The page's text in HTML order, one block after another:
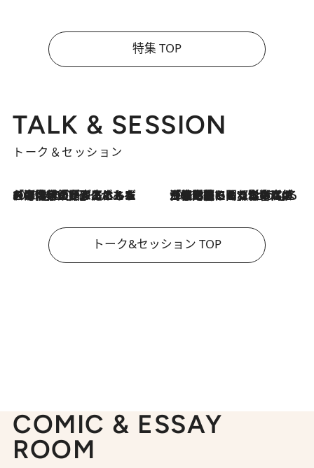
特集 TOP
TALK & SESSION
トーク＆セッション
2026.8.3
「今後値上げがあるとすれば…」「リスクがあるのは今年の冬」エネルギー専門家が語る、ホルムズ海峡封鎖が家庭にもたらす“ある心配” 2026.8.3
「住宅建てられない…」「サーチャージ料の高値が続いている」ホルムズ海峡封鎖による影響はいつまで続く？《エネルギー専門家に聞く“どうなる日本の暮らし”》
トーク&セッション TOP
COMIC & ESSAY
ROOM